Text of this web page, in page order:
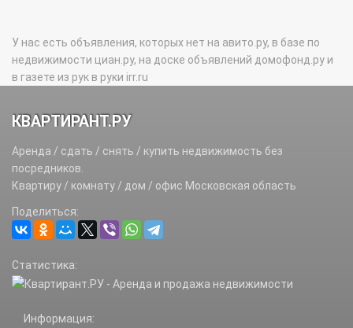
У нас есть объявления, которых нет на авито.ру, в базе по
недвижимости циан.ру, на доске объявлений домофонд.ру и
в газете из рук в руки irr.ru
КВАРТИРАНТ.РУ
Аренда / сдать / снять / купить недвижимость без
посредников.
Квартиру / комнату / дом / офис Московская область
Поделиться:
Статистика:
Информация: